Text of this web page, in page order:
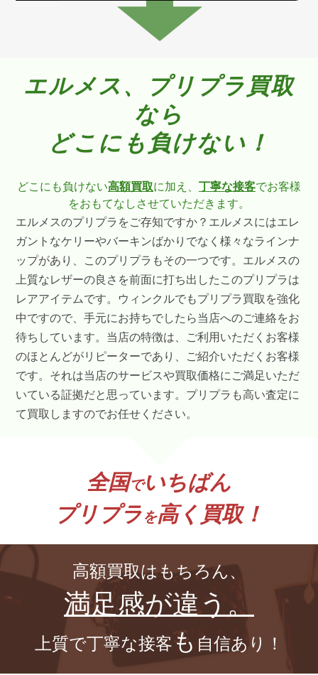
エルメス、プリプラ買取
なら
どこにも負けない！
どこにも負けない高額買取に加え、 丁寧な接客でお客様
をおもてなしさせていただきます。
エルメスのプリプラをご存知ですか？エルメスにはエレ
ガントなケリーやバーキンばかりでなく様々なラインナ
ップがあり、このプリプラもその一つです。エルメスの
上質なレザーの良さを前面に打ち出したこのプリプラは
レアアイテムです。ウィンクルでもプリプラ買取を強化
中ですので、手元にお持ちでしたら当店へのご連絡をお
待ちしています。当店の特徴は、ご利用いただくお客様
のほとんどがリピーターであり、ご紹介いただくお客様
です。それは当店のサービスや買取価格にご満足いただ
いている証拠だと思っています。プリプラも高い査定に
て買取しますのでお任せください。
全国でいちばん
プリプラを高く買取！
高額買取はもちろん、
満足感が違う。
上質で丁寧な接客 も 自信あり！